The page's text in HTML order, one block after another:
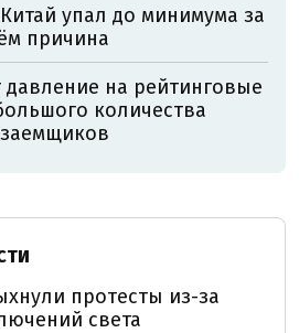
упал до минимума за
причина
давление на рейтинговые
количества
протесты из-за
света